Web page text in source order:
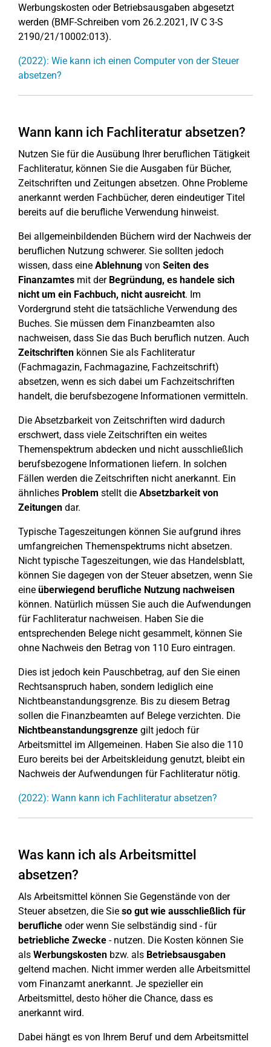
Werbungskosten oder Betriebsausgaben abgesetzt
werden (BMF-Schreiben vom 26.2.2021, IV C 3-S
2190/21/10002:013).
(2022): Wie kann ich einen Computer von der Steuer
absetzen?
Wann kann ich Fachliteratur absetzen?
Nutzen Sie für die Ausübung Ihrer beruflichen Tätigkeit
Fachliteratur, können Sie die Ausgaben für Bücher,
Zeitschriften und Zeitungen absetzen. Ohne Probleme
anerkannt werden Fachbücher, deren eindeutiger Titel
bereits auf die berufliche Verwendung hinweist.
Bei allgemeinbildenden Büchern wird der Nachweis der
beruflichen Nutzung schwerer. Sie sollten jedoch
wissen, dass eine Ablehnung von Seiten des
Finanzamtes mit der Begründung, es handele sich
nicht um ein Fachbuch, nicht ausreicht. Im
Vordergrund steht die tatsächliche Verwendung des
Buches. Sie müssen dem Finanzbeamten also
nachweisen, dass Sie das Buch beruflich nutzen. Auch
Zeitschriften können Sie als Fachliteratur
(Fachmagazin, Fachmagazine, Fachzeitschrift)
absetzen, wenn es sich dabei um Fachzeitschriften
handelt, die berufsbezogene Informationen vermitteln.
Die Absetzbarkeit von Zeitschriften wird dadurch
erschwert, dass viele Zeitschriften ein weites
Themenspektrum abdecken und nicht ausschließlich
berufsbezogene Informationen liefern. In solchen
Fällen werden die Zeitschriften nicht anerkannt. Ein
ähnliches Problem stellt die Absetzbarkeit von
Zeitungen dar.
Typische Tageszeitungen können Sie aufgrund ihres
umfangreichen Themenspektrums nicht absetzen.
Nicht typische Tageszeitungen, wie das Handelsblatt,
können Sie dagegen von der Steuer absetzen, wenn Sie
eine überwiegend berufliche Nutzung nachweisen
können. Natürlich müssen Sie auch die Aufwendungen
für Fachliteratur nachweisen. Haben Sie die
entsprechenden Belege nicht gesammelt, können Sie
ohne Nachweis den Betrag von 110 Euro eintragen.
Dies ist jedoch kein Pauschbetrag, auf den Sie einen
Rechtsanspruch haben, sondern lediglich eine
Nichtbeanstandungsgrenze. Bis zu diesem Betrag
sollen die Finanzbeamten auf Belege verzichten. Die
Nichtbeanstandungsgrenze gilt jedoch für
Arbeitsmittel im Allgemeinen. Haben Sie also die 110
Euro bereits bei der Arbeitskleidung genutzt, bleibt ein
Nachweis der Aufwendungen für Fachliteratur nötig.
(2022): Wann kann ich Fachliteratur absetzen?
Was kann ich als Arbeitsmittel
absetzen?
Als Arbeitsmittel können Sie Gegenstände von der
Steuer absetzen, die Sie so gut wie ausschließlich für
berufliche oder wenn Sie selbständig sind - für
betriebliche Zwecke - nutzen. Die Kosten können Sie
als Werbungskosten bzw. als Betriebsausgaben
geltend machen. Nicht immer werden alle Arbeitsmittel
vom Finanzamt anerkannt. Je spezieller ein
Arbeitsmittel, desto höher die Chance, dass es
anerkannt wird.
Dabei hängt es von Ihrem Beruf und dem Arbeitsmittel